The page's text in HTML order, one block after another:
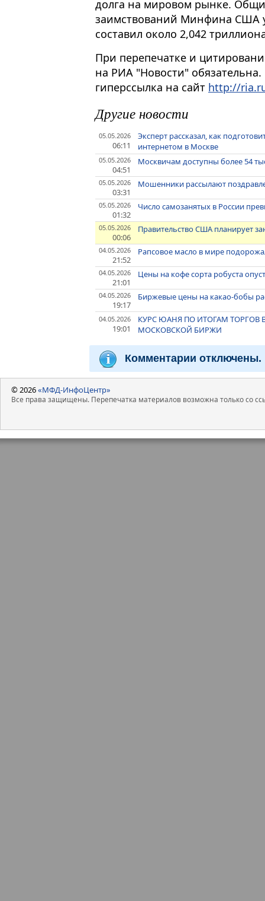
долга на мировом рынке.
заимствований Минфина США
составил около 2,042
При перепечатке и
на РИА "Новости"
гиперссылка на сайт http://
Другие новости
05.05.2026
06:11
Эксперт рассказал, как
интернетом в Москве
05.05.2026
04:51
Москвичам доступны более 54
05.05.2026
03:31
Мошенники рассылают
05.05.2026
01:32
Число самозанятых в России
05.05.2026
00:06
Правительство США планирует
04.05.2026
21:52
Рапсовое масло в мире
04.05.2026
21:01
Цены на кофе сорта робуста
04.05.2026
19:17
Биржевые цены на какао-бобы
04.05.2026
19:01
КУРС ЮАНЯ ПО ИТОГАМ ТОРГОВ
МОСКОВСКОЙ БИРЖИ
Комментарии отключены.
© 2026«МФД-ИнфоЦентр»
Все права защищены. Перепечатка материалов возможна только со